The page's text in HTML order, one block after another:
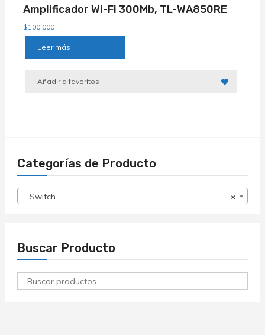
Amplificador Wi-Fi 300Mb, TL-WA850RE
$100.000
Leer más
Añadir a favoritos
Categorías de Producto
×
Switch
Buscar Producto
Buscar
por: